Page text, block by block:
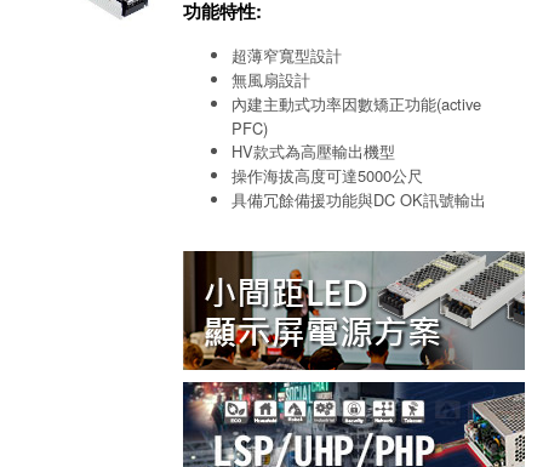
功能特性:
超薄窄寬型設計
無風扇設計
內建主動式功率因數矯正功能(active
PFC)
HV款式為高壓輸出機型
操作海拔高度可達5000公尺
具備冗餘備援功能與DC OK訊號輸出